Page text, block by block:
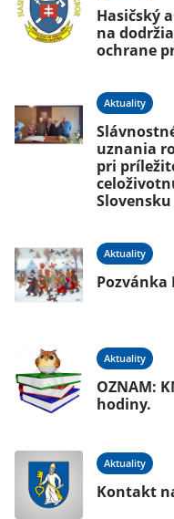
Hasičský
na
ochrane
Aktuality
uznania
pri
Aktuality
Pozvánka
Aktuality
OZNAM:
hodiny.
Aktuality
Kontakt